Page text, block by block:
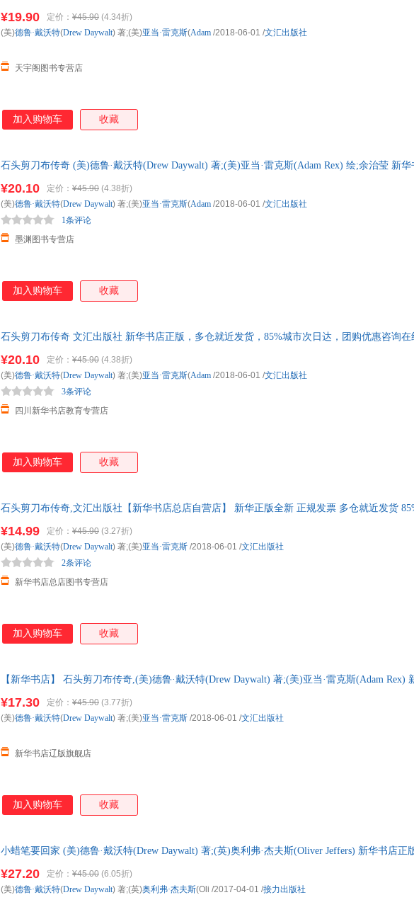
¥19.90 定价： ¥45.90 (4.34折)
天宇阁图书专营店
(美)德鲁·戴沃特(Drew Daywalt) 著;(美)亚当·雷克斯(Adam /2018-06-01 /文汇出版社
加入购物车 收藏
石头剪刀布传奇 (美)德鲁·戴沃特(Drew Daywalt) 著;(美)亚当·雷克斯(Adam Rex) 绘;余治莹 新
¥20.10 定价： ¥45.90 (4.38折)
墨渊图书专营店
1条评论
(美)德鲁·戴沃特(Drew Daywalt) 著;(美)亚当·雷克斯(Adam /2018-06-01 /文汇出版社
加入购物车 收藏
石头剪刀布传奇 文汇出版社 新华书店正版，多仓就近发货，85%城市次日达，团购优惠咨询在
¥20.10 定价： ¥45.90 (4.38折)
四川新华书店教育专营店
3条评论
(美)德鲁·戴沃特(Drew Daywalt) 著;(美)亚当·雷克斯(Adam /2018-06-01 /文汇出版社
加入购物车 收藏
石头剪刀布传奇,文汇出版社【新华书店总店自营店】 新华正版全新 正规发票 多仓就近发货
¥14.99 定价： ¥45.90 (3.27折)
新华书店总店图书专营店
2条评论
(美)德鲁·戴沃特(Drew Daywalt) 著;(美)亚当·雷克斯 /2018-06-01 /文汇出版社
加入购物车 收藏
【新华书店】 石头剪刀布传奇,(美)德鲁·戴沃特(Drew Daywalt) 著;(美)亚当·雷克斯(Adam Rex)
¥17.30 定价： ¥45.90 (3.77折)
新华书店辽版旗舰店
(美)德鲁·戴沃特(Drew Daywalt) 著;(美)亚当·雷克斯 /2018-06-01 /文汇出版社
加入购物车 收藏
小蜡笔要回家 (美)德鲁·戴沃特(Drew Daywalt) 著;(英)奥利弗·杰夫斯(Oliver Jeffers) 新华书店正
¥27.20 定价： ¥45.00 (6.05折)
(美)德鲁·戴沃特(Drew Daywalt) 著;(英)奥利弗·杰夫斯(Oli /2017-04-01 /接力出版社